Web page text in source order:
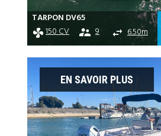
TARPON DV65
150 CV
9 6.50m
EN SAVOIR PLUS